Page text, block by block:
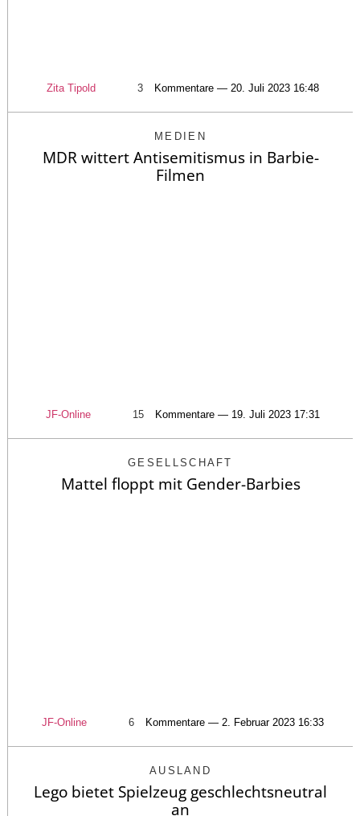
Zita Tipold 3 Kommentare — 20. Juli 2023 16:48
MEDIEN
MDR wittert Antisemitismus in Barbie-
Filmen
JF-Online 15 Kommentare — 19. Juli 2023 17:31
GESELLSCHAFT
Mattel floppt mit Gender-Barbies
JF-Online 6 Kommentare — 2. Februar 2023 16:33
AUSLAND
Lego bietet Spielzeug geschlechtsneutral
an